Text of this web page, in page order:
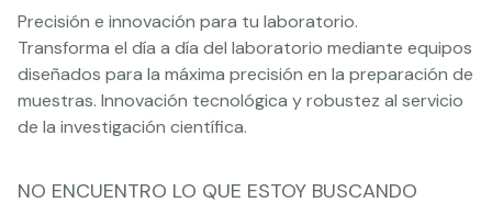
Precisión e innovación para tu laboratorio.
Transforma el día a día del laboratorio mediante equipos
diseñados para la máxima precisión en la preparación de
muestras. Innovación tecnológica y robustez al servicio
de la investigación científica.
NO ENCUENTRO LO QUE ESTOY BUSCANDO